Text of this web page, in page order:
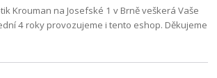
Krouman na Josefské 1 v Brně veškerá Vaše
4 roky provozujeme i tento eshop. Děkujeme